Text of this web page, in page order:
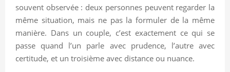
souvent observée : deux personnes peuvent regarder la
même situation, mais ne pas la formuler de la même
manière. Dans un couple, c’est exactement ce qui se
passe quand l’un parle avec prudence, l’autre avec
certitude, et un troisième avec distance ou nuance.